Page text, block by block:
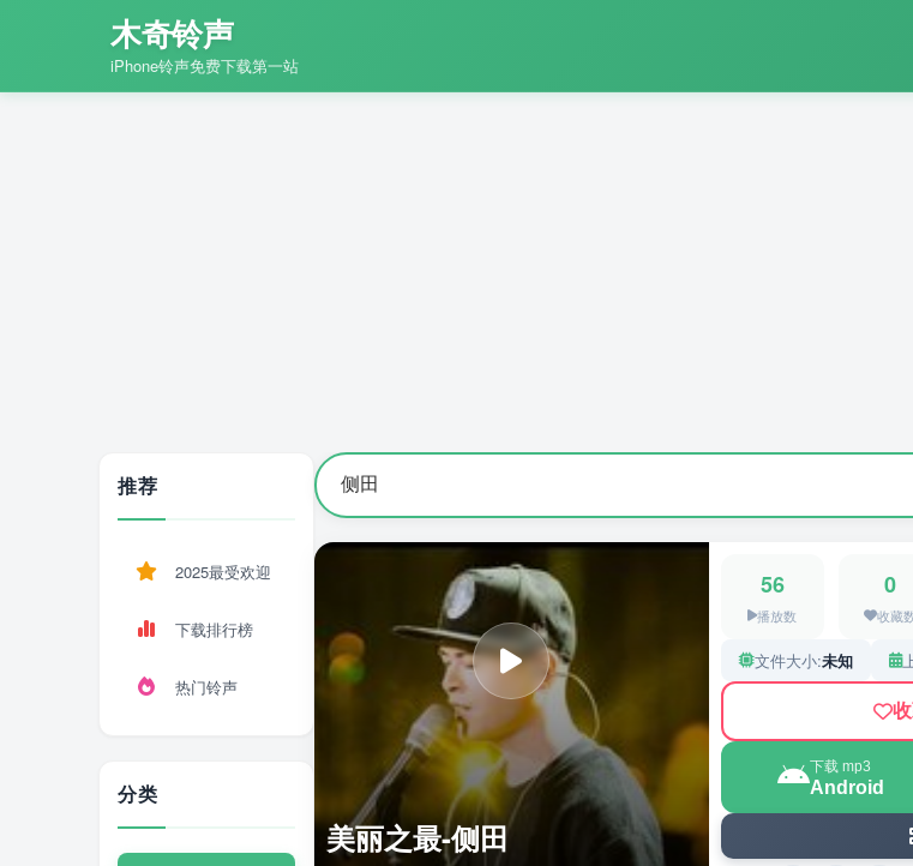
木奇铃声
iPhone铃声免费下载第一站
推荐
2025最受欢迎
下载排行榜
热门铃声
分类
美丽之最-侧田
56
播放数
0
收藏
文件大小:未知
下载 mp3
Android